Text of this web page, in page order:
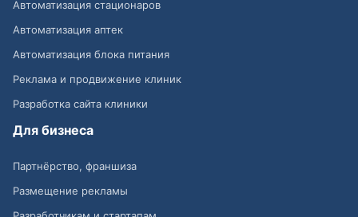
Автоматизация стационаров
Автоматизация аптек
Автоматизация блока питания
Реклама и продвижение клиник
Разработка сайта клиники
Для бизнеса
Партнёрство, франшиза
Размещение рекламы